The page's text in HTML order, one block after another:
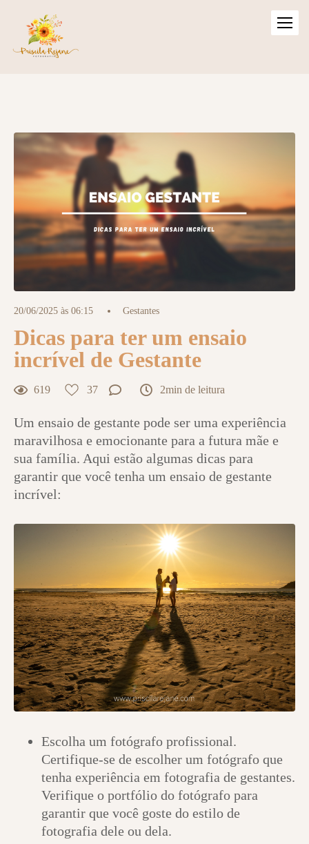
20/06/2025 às 06:15 Gestantes
Dicas para ter um ensaio
incrível de Gestante
619 37 2min de leitura
Um ensaio de gestante pode ser uma experiência
maravilhosa e emocionante para a futura mãe e
sua família. Aqui estão algumas dicas para
garantir que você tenha um ensaio de gestante
incrível:
Escolha um fotógrafo profissional.
Certifique-se de escolher um fotógrafo que
tenha experiência em fotografia de gestantes.
Verifique o portfólio do fotógrafo para
garantir que você goste do estilo de
fotografia dele ou dela.